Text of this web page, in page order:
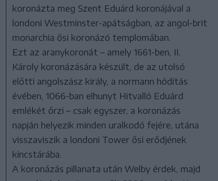
koronázta meg Szent Eduárd koronájával a
londoni Westminster-apátságban, az angol-brit
monarchia ősi koronázó templomában.
Ezt az aranykoronát – amely 1661-ben, II.
Károly koronázására készült, de az utolsó
előtti angolszász király, a normann hódítás
évében, 1066-ban elhunyt Hitvalló Eduárd
emlékét őrzi – csak egyszer, a koronázás
napján helyezik minden uralkodó fejére, utána
visszaviszik a londoni Tower ősi erődjének
kincstárába.
A koronázás pillanata után Welby érdek, majd